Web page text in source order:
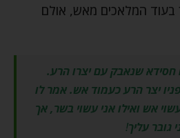
המלאכים מאש, אולם
שנאבק עם יצרו הרע.
יצר הרע כעמוד אש. אמר לו
אש ואילו אני עשוי בשר, אך
גובר עליך!